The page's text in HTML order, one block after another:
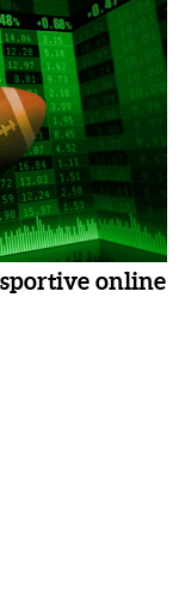
sportive online